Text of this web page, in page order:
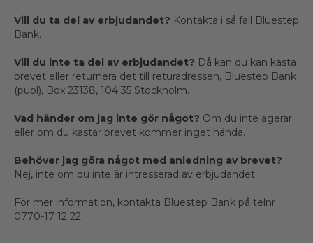
Vill du ta del av erbjudandet? Kontakta i så fall Bluestep
Bank.
Vill du inte ta del av erbjudandet? Då kan du kan kasta
brevet eller returnera det till returadressen, Bluestep Bank
(publ), Box 23138, 104 35 Stockholm.
Vad händer om jag inte gör något? Om du inte agerar
eller om du kastar brevet kommer inget hända.
Behöver jag göra något med anledning av brevet?
Nej, inte om du inte är intresserad av erbjudandet.
För mer information, kontakta Bluestep Bank på telnr
0770-17 12 22